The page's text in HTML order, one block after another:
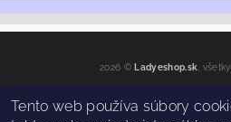
2026 © Ladyeshop.sk ,
Vytvoril
Tento web používa súbory